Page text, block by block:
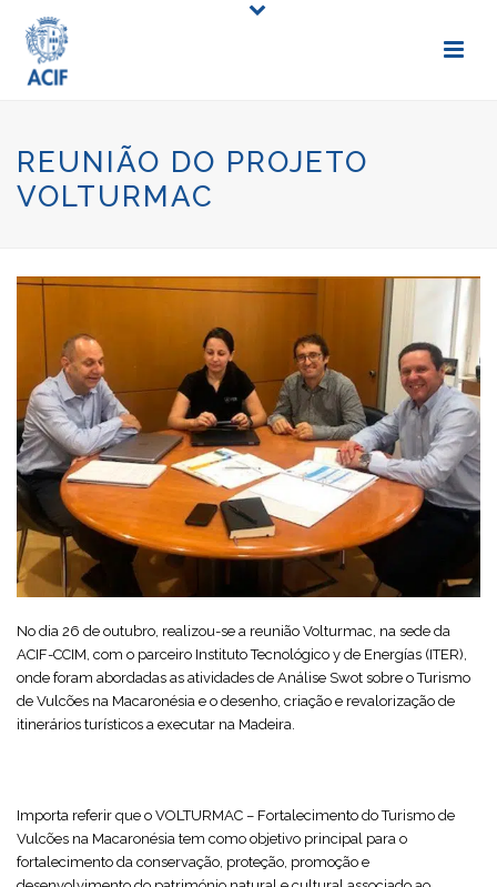
REUNIÃO DO PROJETO
VOLTURMAC
No dia 26 de outubro, realizou-se a reunião Volturmac, na sede da
ACIF-CCIM, com o parceiro Instituto Tecnológico y de Energías (ITER),
onde foram abordadas as atividades de Análise Swot sobre o Turismo
de Vulcões na Macaronésia e o desenho, criação e revalorização de
itinerários turísticos a executar na Madeira.
Importa referir que o VOLTURMAC – Fortalecimento do Turismo de
Vulcões na Macaronésia tem como objetivo principal para o
fortalecimento da conservação, proteção, promoção e